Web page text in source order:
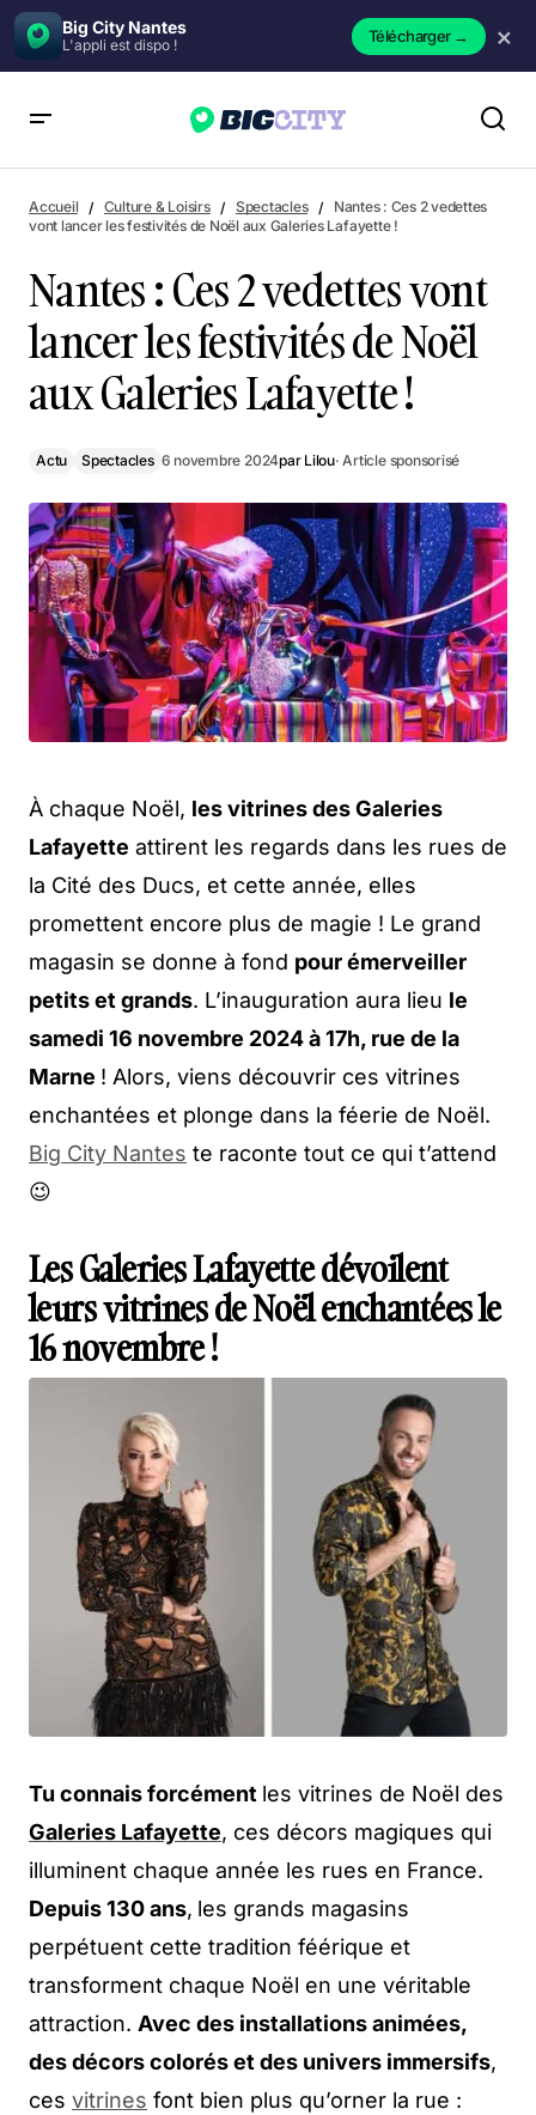
Big City Nantes
L'appli est dispo ! Télécharger→ ×
Galeries Lafayette !
Accueil Culture & Loisirs Spectacles
Nantes : Ces 2 vedettes
vont lancer les festivités de Noël aux Galeries Lafayette !
Nantes : Ces 2 vedettes vont
lancer les festivités de Noël
aux Galeries Lafayette !
Actu Spectacles 6 novembre 2024par Lilou· Article sponsorisé
À chaque Noël, les vitrines des Galeries
Lafayette attirent les regards dans les rues de
la Cité des Ducs, et cette année, elles
promettent encore plus de magie ! Le grand
magasin se donne à fond pour émerveiller
petits et grands. L’inauguration aura lieu le
samedi 16 novembre 2024 à 17h, rue de la
Marne ! Alors, viens découvrir ces vitrines
enchantées et plonge dans la féerie de Noël.
Big City Nantes te raconte tout ce qui t’attend
😉
Les Galeries Lafayette dévoilent
leurs vitrines de Noël enchantées le
16 novembre !
Tu connais forcément les vitrines de Noël des
Galeries Lafayette, ces décors magiques qui
illuminent chaque année les rues en France.
Depuis 130 ans, les grands magasins
perpétuent cette tradition féérique et
transforment chaque Noël en une véritable
attraction. Avec des installations animées,
des décors colorés et des univers immersifs,
ces vitrines font bien plus qu’orner la rue :